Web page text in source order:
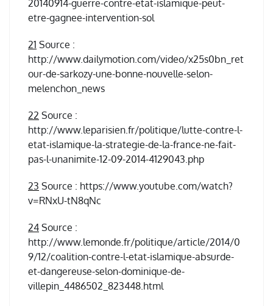
20140914-guerre-contre-etat-islamique-peut-
etre-gagnee-intervention-sol
21 Source :
http://www.dailymotion.com/video/x25s0bn_ret
our-de-sarkozy-une-bonne-nouvelle-selon-
melenchon_news
22 Source :
http://www.leparisien.fr/politique/lutte-contre-l-
etat-islamique-la-strategie-de-la-france-ne-fait-
pas-l-unanimite-12-09-2014-4129043.php
23 Source : https://www.youtube.com/watch?
v=RNxU-tN8qNc
24 Source :
http://www.lemonde.fr/politique/article/2014/0
9/12/coalition-contre-l-etat-islamique-absurde-
et-dangereuse-selon-dominique-de-
villepin_4486502_823448.html